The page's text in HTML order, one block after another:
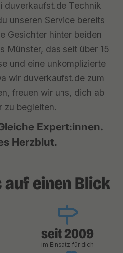
duverkaufst.de Technik
unseren Service bereits
Gesichter hinter beiden
Münster, das seit über 15
und eine unkomplizierte
wir duverkaufst.de zum
freuen wir uns, dich ab
zu begleiten.
Expert:innen.
Herzblut.
einen Blick
seit 2009
im Einsatz für dich